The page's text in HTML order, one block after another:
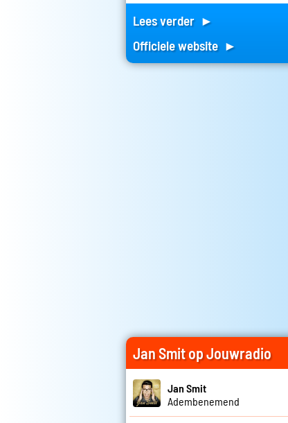
Lees verder ►
Officiele website ►
Jan Smit op Jouwradio
Jan Smit
Adembenemend